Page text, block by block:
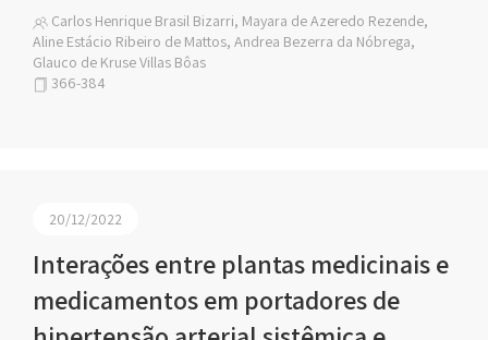
Carlos Henrique Brasil Bizarri, Mayara de Azeredo Rezende,
Aline Estácio Ribeiro de Mattos, Andrea Bezerra da Nóbrega,
Glauco de Kruse Villas Bôas
366-384
20/12/2022
Interações entre plantas medicinais e
medicamentos em portadores de